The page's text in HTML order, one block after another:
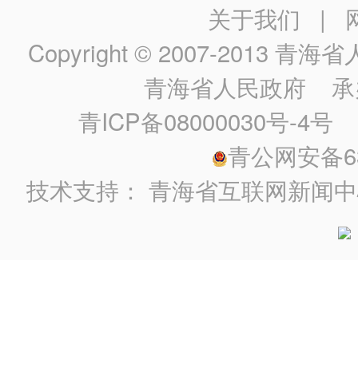
关于我们 |
Copyright © 2007-2013 青海省
青海省人民政府 承
青ICP备08000030号-4号
青公网安备
技术支持：青海省互联网新闻